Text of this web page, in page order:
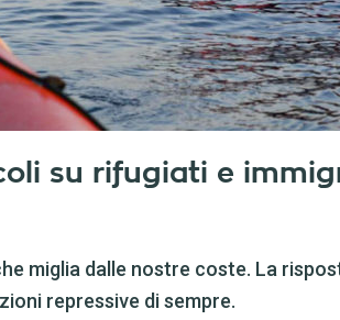
su rifugiati e
miglia dalle nostre coste. La
repressive di sempre.